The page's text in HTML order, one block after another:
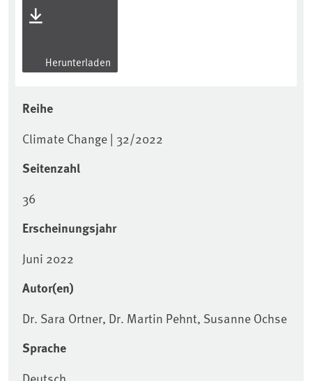
Herunterladen
Reihe
Climate Change | 32/2022
Seitenzahl
36
Erscheinungsjahr
Juni 2022
Autor(en)
Dr. Sara Ortner, Dr. Martin Pehnt, Susanne Ochse
Sprache